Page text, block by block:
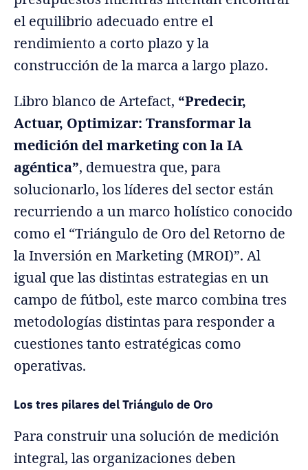
el equilibrio adecuado entre el
rendimiento a corto plazo y la
construcción de la marca a largo plazo.
Libro blanco de Artefact, “Predecir,
Actuar, Optimizar: Transformar la
medición del marketing con la IA
agéntica”, demuestra que, para
solucionarlo, los líderes del sector están
recurriendo a un marco holístico conocido
como el “Triángulo de Oro del Retorno de
la Inversión en Marketing (MROI)”. Al
igual que las distintas estrategias en un
campo de fútbol, este marco combina tres
metodologías distintas para responder a
cuestiones tanto estratégicas como
operativas.
Los tres pilares del Triángulo de Oro
Para construir una solución de medición
integral, las organizaciones deben